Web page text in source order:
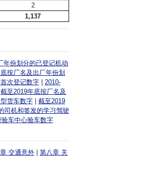
2
1,137
年份划分的已登记机动
按厂名及出厂年份划
次登记数字
2010-
截至2019年底按厂名及
货车数字
截至2019
司机和签发的学习驾驶
验车中心验车数字
交通意外
第八章 关